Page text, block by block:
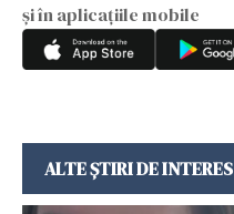
și în aplicațiile mobile
ALTE ȘTIRI DE INTERES